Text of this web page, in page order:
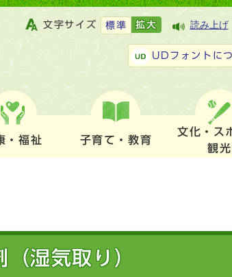
文字サイズ 標準 拡大 読み上げ
UDフォントに
・福祉 子育て・教育
文化・ス
観光
（湿気取り）